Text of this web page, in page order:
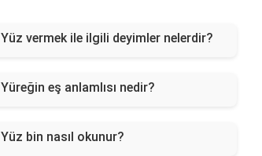
Yüz vermek ile ilgili deyimler nelerdir?
Yüreğin eş anlamlısı nedir?
Yüz bin nasıl okunur?